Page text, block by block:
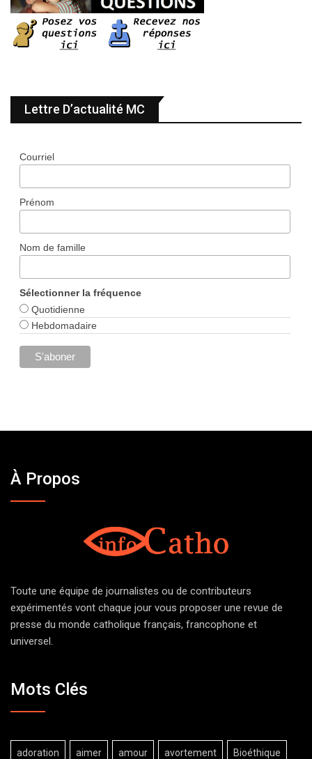
Lettre D’actualité MC
Courriel
Prénom
Nom de famille
Sélectionner la fréquence
Quotidienne
Hebdomadaire
À Propos
Toute une équipe de journalistes ou de contributeurs
expérimentés vont chaque jour vous proposer une revue de
presse du monde catholique français, francophone et
universel.
Mots Clés
adoration aimer amour avortement Bioéthique